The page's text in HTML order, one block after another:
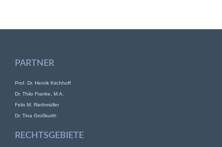
PARTNER
Prof. Dr. Henrik Kirchhoff
Dr. Thilo Franke, M.A.
Felix M. Riethmüller
Dr. Tina Großkurth
RECHTSGEBIETE